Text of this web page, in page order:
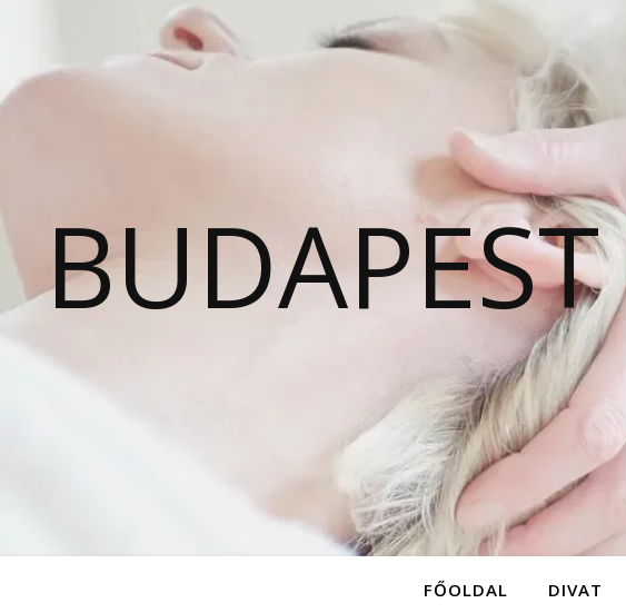
FŐOLDAL DIVAT